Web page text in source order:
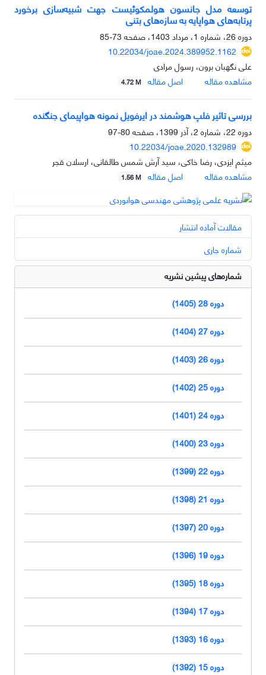
توسعه مدل جانسون هولمکوئیست جهت شبیه‌سازی برخورد
پرتابه‌های هواپایه به سازه‌های بتنی
دوره 26، شماره 1، مرداد 1403، صفحه
73-85
10.22034/joae.2024.389952.1162
علی نگهبان برون، رسول مرادی
مشاهده مقاله
اصل مقاله 4.72 M
بررسی تاثیر فلپ هوشمند در ایرفویل نمونه هواپیمای جنگنده
دوره 22، شماره 2، آذر 1399، صفحه
80-97
10.22034/joae.2020.132989
میثم ایزدی، رضا خاکی، سید آرش شمس طالقانی، ارسلان قجر
مشاهده مقاله
اصل مقاله 1.56 M
مقالات آماده انتشار
شماره جاری
شماره‌های پیشین نشریه
دوره 28 (1405)
دوره 27 (1404)
دوره 26 (1403)
دوره 25 (1402)
دوره 24 (1401)
دوره 23 (1400)
دوره 22 (1399)
دوره 21 (1398)
دوره 20 (1397)
دوره 19 (1396)
دوره 18 (1395)
دوره 17 (1394)
دوره 16 (1393)
دوره 15 (1392)